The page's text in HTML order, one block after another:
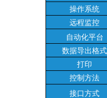
操作系统
远程监控
自动化平台
数据导出格式
打印
控制方法
接口方式